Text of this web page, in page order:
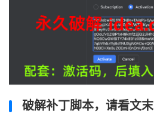
破解补丁脚本，请看文末